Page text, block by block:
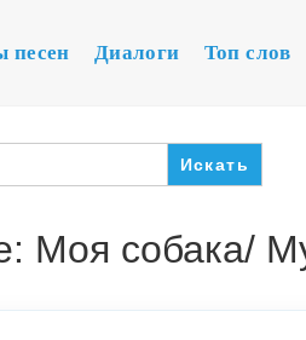
песен Диалоги Топ слов
Моя собака/